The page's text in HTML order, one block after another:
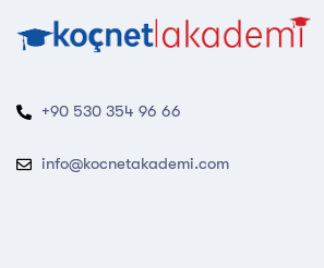
+90 530 354 96 66
info@kocnetakademi.com